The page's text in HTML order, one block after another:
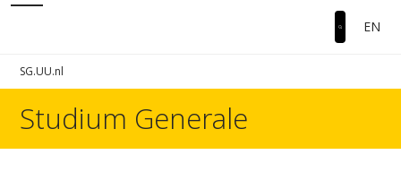
EN
SG.UU.nl
Studium Generale